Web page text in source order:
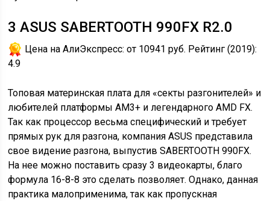
3 ASUS SABERTOOTH 990FX R2.0
Цена на АлиЭкспресс:от 10941 руб. Рейтинг (2019):
4.9
Топовая материнская плата для «секты разгонителей» и
любителей платформы АМ3+ и легендарного AMD FX.
Так как процессор весьма специфический и требует
прямых рук для разгона, компания ASUS представила
свое видение разгона, выпустив SABERTOOTH 990FX.
На нее можно поставить сразу 3 видеокарты, благо
формула 16-8-8 это сделать позволяет. Однако, данная
практика малоприменима, так как пропускная